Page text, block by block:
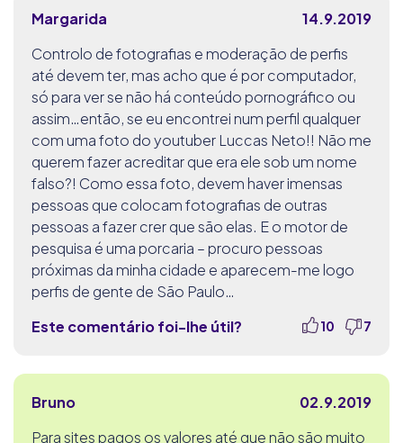
Margarida
14.9.2019
Controlo de fotografias e moderação de perfis
até devem ter, mas acho que é por computador,
só para ver se não há conteúdo pornográfico ou
assim…então, se eu encontrei num perfil qualquer
com uma foto do youtuber Luccas Neto!! Não me
querem fazer acreditar que era ele sob um nome
falso?! Como essa foto, devem haver imensas
pessoas que colocam fotografias de outras
pessoas a fazer crer que são elas. E o motor de
pesquisa é uma porcaria – procuro pessoas
próximas da minha cidade e aparecem-me logo
perfis de gente de São Paulo…
Este comentário foi-lhe útil?
10 7
Bruno
02.9.2019
Para sites pagos os valores até que não são muito